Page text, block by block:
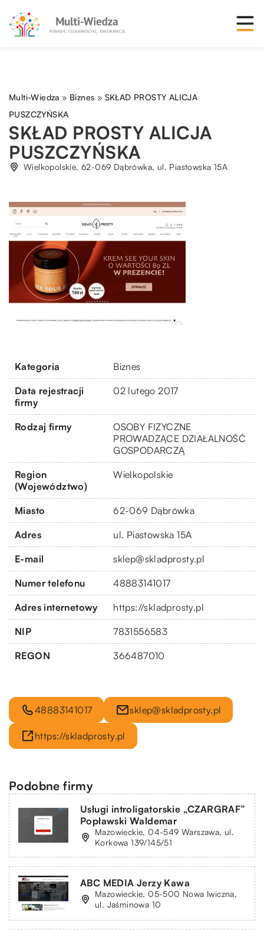
Multi-Wiedza » Biznes » SKŁAD PROSTY ALICJA
PUSZCZYŃSKA
SKŁAD PROSTY ALICJA
PUSZCZYŃSKA
Wielkopolskie, 62-069 Dąbrówka, ul. Piastowska 15A
Kategoria Biznes
Data rejestracji
firmy
02 lutego 2017
Rodzaj firmy
OSOBY FIZYCZNE
PROWADZĄCE DZIAŁALNOŚĆ
GOSPODARCZĄ
Region
(Województwo)
Wielkopolskie
Miasto 62-069 Dąbrówka
Adres ul. Piastowska 15A
E-mail sklep@skladprosty.pl
Numer telefonu 48883141017
Adres internetowy https://skladprosty.pl
NIP 7831556583
REGON 366487010
48883141017 sklep@skladprosty.pl
https://skladprosty.pl
Podobne firmy
Usługi introligatorskie „CZARGRAF”
Popławski Waldemar
Mazowieckie, 04-549 Warszawa, ul.
Korkowa 139/145/51
ABC MEDIA Jerzy Kawa
Mazowieckie, 05-500 Nowa Iwiczna,
ul. Jaśminowa 10